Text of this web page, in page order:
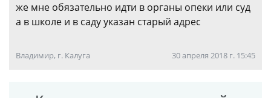
же мне обязательно идти в органы опеки или суд
а в школе и в саду указан старый адрес
Владимир, г. Калуга 30 апреля 2018 г. 15:45